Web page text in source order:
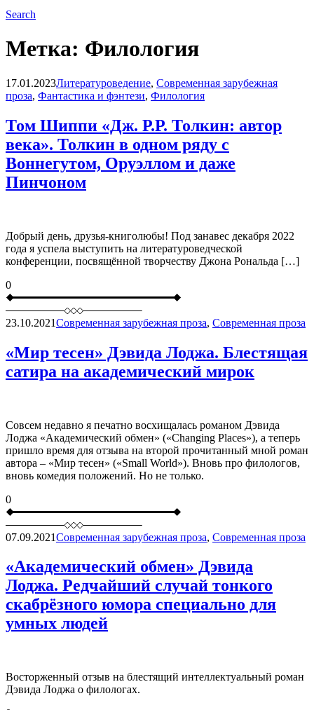
Search
Метка: Филология
Blog
17.01.2023Литературоведение, Современная зарубежная
проза, Фантастика и фэнтези, Филология
Том Шиппи «Дж. Р.Р. Толкин: автор
века». Толкин в одном ряду с
Воннегутом, Оруэллом и даже
Пинчоном
Добрый день, друзья-книголюбы! Под занавес декабря 2022
года я успела выступить на литературоведческой
конференции, посвящённой творчеству Джона Рональда […]
0
23.10.2021Современная зарубежная проза, Современная проза
«Мир тесен» Дэвида Лоджа. Блестящая
сатира на академический мирок
Совсем недавно я печатно восхищалась романом Дэвида
Лоджа «Академический обмен» («Changing Places»), а теперь
пришло время для отзыва на второй прочитанный мной роман
автора – «Мир тесен» («Small World»). Вновь про филологов,
вновь комедия положений. Но не только.
0
07.09.2021Современная зарубежная проза, Современная проза
«Академический обмен» Дэвида
Лоджа. Редчайший случай тонкого
скабрёзного юмора специально для
умных людей
Восторженный отзыв на блестящий интеллектуальный роман
Дэвида Лоджа о филологах.